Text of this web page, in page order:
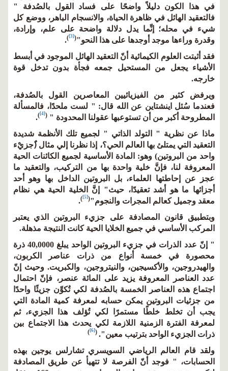
في هذا الكون دليلاً واضحًا على فساد القول بالصُدفة "
فالتعقيد الهائل في ظاهرة الحياة، والانسجام الباهر، ووضع كل
شيء في محله؛ إنِّما يدل دلالة واضحة على علم، وإرادة،
وقدرة وراءها موجد أوجدها على هذا النحو"(
[3]
)
.
فقد أثبتت العلوم الكيمائية أنّ التعقيد الهائل الموجود في أبسط
الأشياء يجعل من المستحيل جمعه فجأة بدون تدخل قوة
خارجه.
ويرفض كثير من الفيزيائيين المعاصرين القول بالصُدفة،
فعندما سُئل اينشتاين عن الله قال: " لست ملحدًا، فالمسألة
المطروحة أكبر من أن تستوعبها عقولنا المحدودة " (
[4]
)
.
ماذا عن نظرية " التولد الذاتي " لجميع تلك الأنظمة شديدة
التعقيد التي يمتلئ بها العالم الحي؟، إذا نظرنا إلي مثال (ُجزيْء
واحد من البروتين) وهو: المادة الأساسية لجميع الكائنات الحية
المعروفة لنا، فإنَّ خلية واحدة بها من التركيب، والتعقيد ما
عجز عن إحاطتها العلماء، بل البروتين الداخل بها وهو أحد
أجزائها ما هو أشد تعقيدًا، حيث" إنَّ الخلية الحية هي نظام
معقد وجميل كعالم المجرات والنجوم"(
[5]
)
.
وبتطبيق قانون المصادفة على جزيء البروتين الذي يعتبر
المركب الأساسي في جميع الخلايا الحية كانت النتيجة مذهلة.
" إنّ عدد الذرات في جزيء البروتين الواحد يبلغ 40,0000 ذرة
محصورة في خمسة أنواع من ذرات عناصر الكربون،
والهيدروجين، والأكسيجين، والنيتروجين، والكبريت. وحيث إنّ
عدد العناصر المعروفة يزيد على المائة عنصر، فإنّ احتمال
اجتماع هذه العناصر الخمسة بالصُدفة لكي تُكوِّن جزيئًا واحدًا
من جزئيات البروتين يمكن حسابه لمعرفة كمية المادة التي
يجب أن تخلط خلطًا مستمرًا لكي تُؤلف هذا الجزيء، ثم
لمعرفة الفترة الزمنية اللازمة لكي يحدث هذا الاجتماع بين
ذرات الجزيء الواحد بترتيب معين". (
[6]
)
ولقد قام العالم الرياضي السويسري تشارلس يوجين بهذه
الحسابات، " فوجد أنّ الفرصة لا تتهيأ عن طريق المصادفة